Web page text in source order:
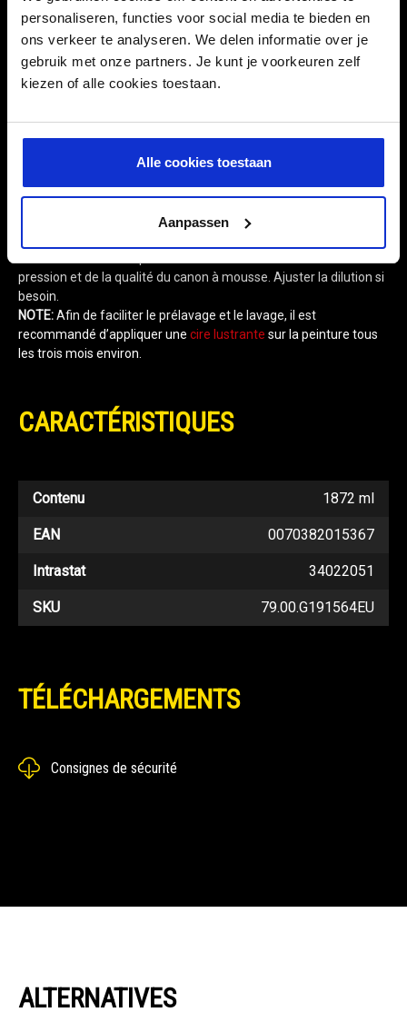
personaliseren, functies voor social media te bieden en
ons verkeer te analyseren. We delen informatie over je
gebruik met onze partners. Je kunt je voorkeuren zelf
kiezen of alle cookies toestaan.
Alle cookies toestaan
Aanpassen
En commençant par le bas, pulvériser Ultimate Snow
Foam sur l’ensemble du véhicule. Laisser la mousse agir et
En commençant par le bas, rincer méticuleusement avec
un jet fort, idéalement avec un jet haute pression.
Sécher le véhicule avecl’Absorbeur Magnétiqueou
pression et de la qualité du canon à mousse. Ajuster la dilution si
besoin.
NOTE:Afin de faciliter le prélavage et le lavage, il est
recommandé d’appliquer une cire lustrante sur la peinture tous
les trois mois environ.
CARACTÉRISTIQUES
Contenu 1872 ml
EAN 0070382015367
Intrastat 34022051
SKU 79.00.G191564EU
TÉLÉCHARGEMENTS
Consignes de sécurité
ALTERNATIVES